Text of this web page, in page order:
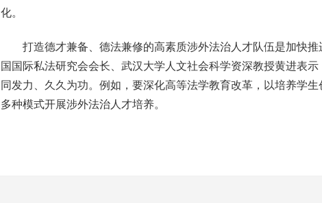
化。
打造德才兼备、德法兼修的高素质涉外法治人才队伍是加快推
国国际私法研究会会长、武汉大学人文社会科学资深教授黄进表
同发力、久久为功。例如，要深化高等法学教育改革，以培养学
多种模式开展涉外法治人才培养。